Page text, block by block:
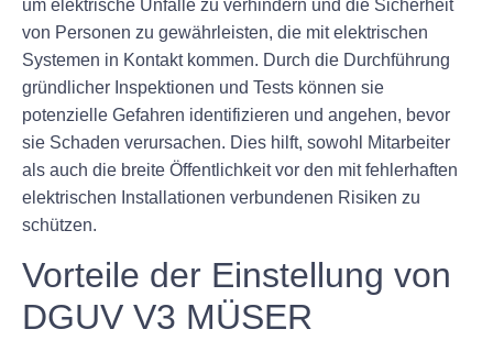
um elektrische Unfälle zu verhindern und die Sicherheit
von Personen zu gewährleisten, die mit elektrischen
Systemen in Kontakt kommen. Durch die Durchführung
gründlicher Inspektionen und Tests können sie
potenzielle Gefahren identifizieren und angehen, bevor
sie Schaden verursachen. Dies hilft, sowohl Mitarbeiter
als auch die breite Öffentlichkeit vor den mit fehlerhaften
elektrischen Installationen verbundenen Risiken zu
schützen.
Vorteile der Einstellung von
DGUV V3 MÜSER